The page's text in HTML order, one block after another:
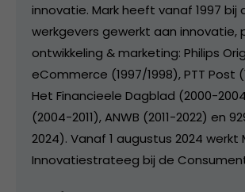
innovatie. Mark heeft vanaf 1997 bij
werkgevers gewerkt aan innovatie,
ontwikkeling & marketing: Philips
eCommerce (1997/1998), PTT Post
Het Financieele Dagblad (2000-
(2004-2011), ANWB (2011-2022) en
2024). Vanaf 1 augustus 2024 werkt
Innovatiestrateeg bij de